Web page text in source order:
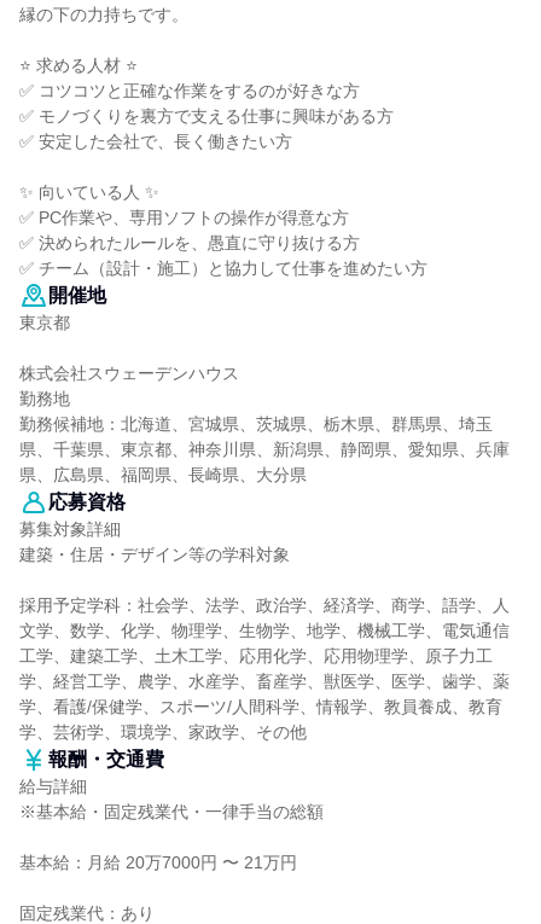
縁の下の力持ちです。
⭐ 求める人材 ⭐
✅ コツコツと正確な作業をするのが好きな方
✅ モノづくりを裏方で支える仕事に興味がある方
✅ 安定した会社で、長く働きたい方
✨ 向いている人 ✨
✅ PC作業や、専用ソフトの操作が得意な方
✅ 決められたルールを、愚直に守り抜ける方
✅ チーム（設計・施工）と協力して仕事を進めたい方
開催地
東京都
株式会社スウェーデンハウス
勤務地
勤務候補地：北海道、宮城県、茨城県、栃木県、群馬県、埼玉
県、千葉県、東京都、神奈川県、新潟県、静岡県、愛知県、兵庫
県、広島県、福岡県、長崎県、大分県
応募資格
募集対象詳細
建築・住居・デザイン等の学科対象
採用予定学科：社会学、法学、政治学、経済学、商学、語学、人
文学、数学、化学、物理学、生物学、地学、機械工学、電気通信
工学、建築工学、土木工学、応用化学、応用物理学、原子力工
学、経営工学、農学、水産学、畜産学、獣医学、医学、歯学、薬
学、看護/保健学、スポーツ/人間科学、情報学、教員養成、教育
学、芸術学、環境学、家政学、その他
報酬・交通費
給与詳細
※基本給・固定残業代・一律手当の総額
基本給：月給 20万7000円 〜 21万円
固定残業代：あり